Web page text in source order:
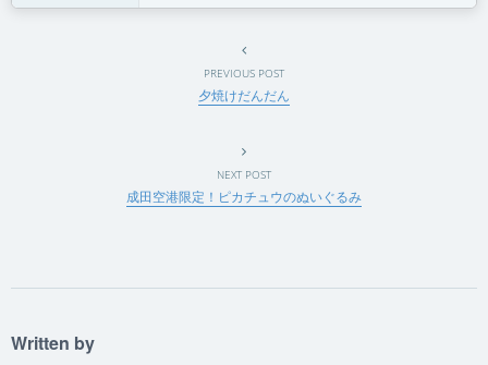
PREVIOUS POST
夕焼けだんだん
NEXT POST
成田空港限定！ピカチュウのぬいぐるみ
Written by